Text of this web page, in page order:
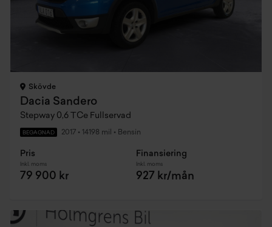
Skövde
Dacia Sandero
Stepway 0,6 TCe Fullservad
BEGAGNAD 2017 • 14198 mil • Bensin
Pris
Inkl. moms
79 900 kr
Finansiering
Inkl. moms
927 kr/mån